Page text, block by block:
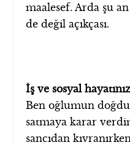
maalesef. Arda şu
de değil açıkçası.
İş ve sosyal
Ben oğlumun
satmaya karar
sancıdan